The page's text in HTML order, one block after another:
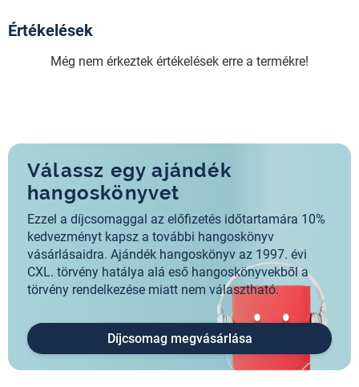
Értékelések
Még nem érkeztek értékelések erre a termékre!
Válassz egy ajándék
hangoskönyvet
Ezzel a díjcsomaggal az előfizetés időtartamára 10%
kedvezményt kapsz a további hangoskönyv
vásárlásaidra. Ajándék hangoskönyv az 1997. évi
CXL. törvény hatálya alá eső hangoskönyvekből a
törvény rendelkezése miatt nem választható.
Díjcsomag megvásárlása